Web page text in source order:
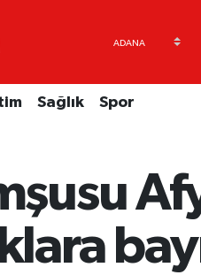
Sağlık Spor